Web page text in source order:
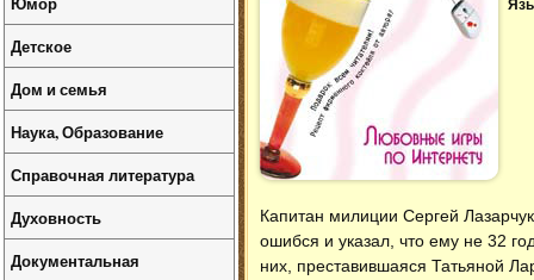
Капитан милиции Сергей
ошибся и указал, что ему не 32
них, преставившаяся Татьяной
Детское
Дом и семья
Наука, Образование
Справочная литература
Духовность
Документальная